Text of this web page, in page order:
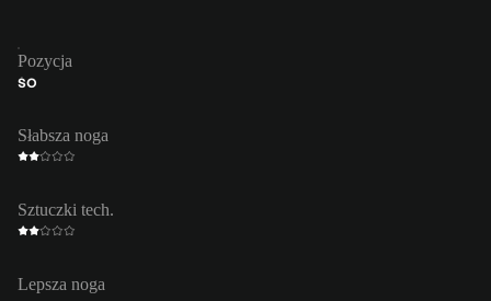
Pozycja
ŚO
Słabsza noga
Sztuczki tech.
Lepsza noga